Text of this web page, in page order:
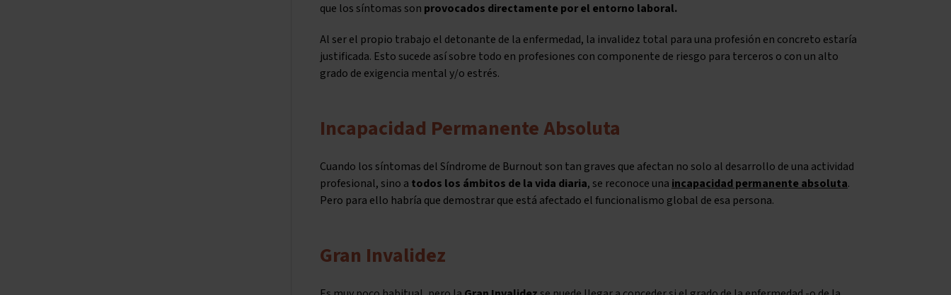
que los síntomas son provocados directamente por el entorno laboral.
Al ser el propio trabajo el detonante de la enfermedad, la invalidez total para una profesión en concreto estaría
justificada. Esto sucede así sobre todo en profesiones con componente de riesgo para terceros o con un alto
grado de exigencia mental y/o estrés.
Incapacidad Permanente Absoluta
Cuando los síntomas del Síndrome de Burnout son tan graves que afectan no solo al desarrollo de una actividad
profesional, sino a todos los ámbitos de la vida diaria, se reconoce una incapacidad permanente absoluta.
Pero para ello habría que demostrar que está afectado el funcionalismo global de esa persona.
Gran Invalidez